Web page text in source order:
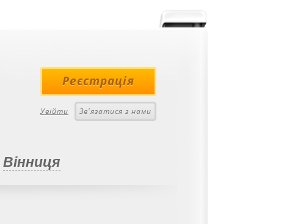
Реєстрація
Увійти Зв'язатися з нами
Вінниця